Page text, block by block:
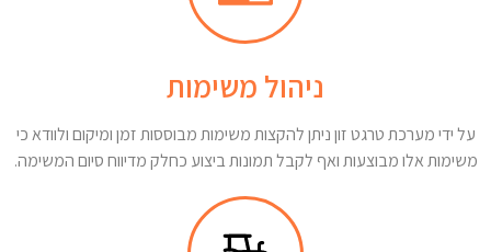
ניהול משימות
על ידי מערכת טרגט זון ניתן להקצות משימות מבוססות זמן ומיקום ולוודא כי
משימות אלו מבוצעות ואף לקבל תמונות ביצוע כחלק מדיווח סיום המשימה.